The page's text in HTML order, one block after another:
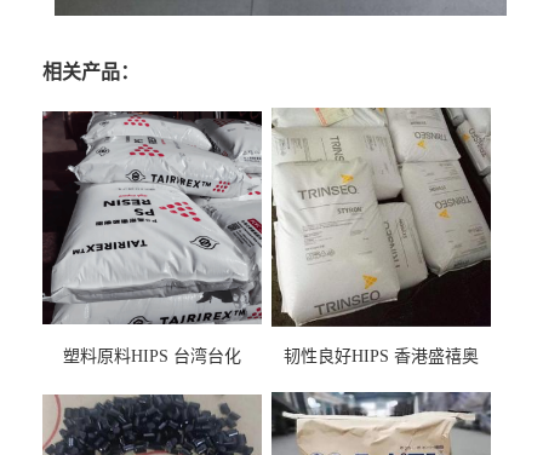
相关产品：
塑料原料HIPS 台湾台化
用料
韧性良好HIPS 香港盛禧奥